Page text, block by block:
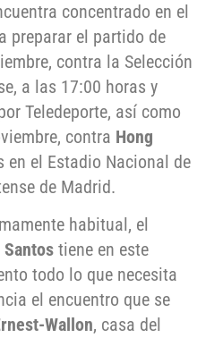
concentrado en el
preparar el partido de
contra la Selección
a las 17:00 horas y
Teledeporte, así como
contra Hong
en el Estadio Nacional de
de Madrid.
habitual, el
tiene en este
todo lo que necesita
el encuentro que se
Wallon, casa del